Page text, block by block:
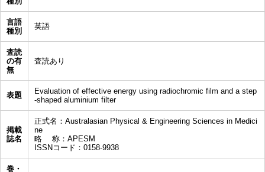
言語
種別
英語
査読
の有
無
査読あり
表題
Evaluation of effective energy using radiochromic film and a step
-shaped aluminium filter
掲載
誌名
正式名：Australasian Physical & Engineering Sciences in Medici
ne
略 称：APESM
ISSNコード：0158-9938
巻・